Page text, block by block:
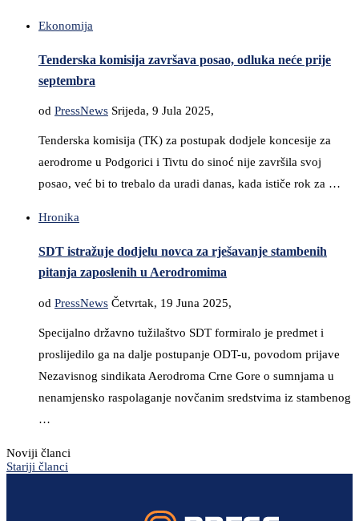
Ekonomija
Tenderska komisija završava posao, odluka neće prije
septembra
od PressNews Srijeda, 9 Jula 2025,
Tenderska komisija (TK) za postupak dodjele koncesije za
aerodrome u Podgorici i Tivtu do sinoć nije završila svoj
posao, već bi to trebalo da uradi danas, kada ističe rok za …
Hronika
SDT istražuje dodjelu novca za rješavanje stambenih
pitanja zaposlenih u Aerodromima
od PressNews Četvrtak, 19 Juna 2025,
Specijalno državno tužilaštvo SDT formiralo je predmet i
proslijedilo ga na dalje postupanje ODT-u, povodom prijave
Nezavisnog sindikata Aerodroma Crne Gore o sumnjama u
nenamjensko raspolaganje novčanim sredstvima iz stambenog
…
Noviji članci
Stariji članci